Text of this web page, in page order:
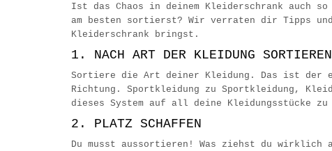
Ist das Chaos in deinem Kleiderschrank auch
am besten sortierst? Wir verraten dir Tipps
Kleiderschrank bringst.
1. NACH ART DER KLEIDUNG SORTIEREN
Sortiere die Art deiner Kleidung. Das ist
Richtung. Sportkleidung zu Sportkleidung,
dieses System auf all deine Kleidungsstücke
2. PLATZ SCHAFFEN
Du musst aussortieren! Was ziehst du wirklich